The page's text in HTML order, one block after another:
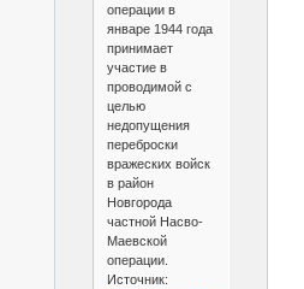
операции в
январе 1944 года
принимает
участие в
проводимой с
целью
недопущения
переброски
вражеских войск
в район
Новгорода
частной Насво-
Маевской
операции.
Источник: